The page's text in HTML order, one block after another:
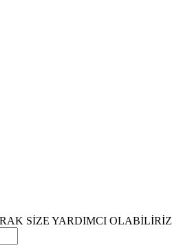
SİZE YARDIMCI OLABİLİRİZ